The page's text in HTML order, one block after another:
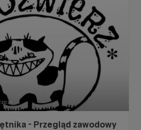
4
- Przegląd zawodowy